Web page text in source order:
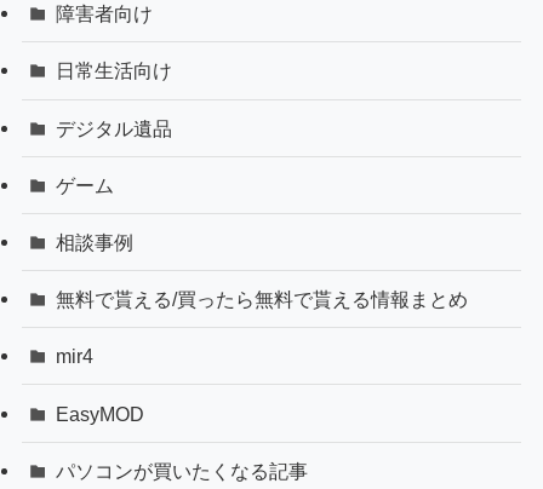
障害者向け
日常生活向け
デジタル遺品
ゲーム
相談事例
無料で貰える/買ったら無料で貰える情報まとめ
mir4
EasyMOD
パソコンが買いたくなる記事